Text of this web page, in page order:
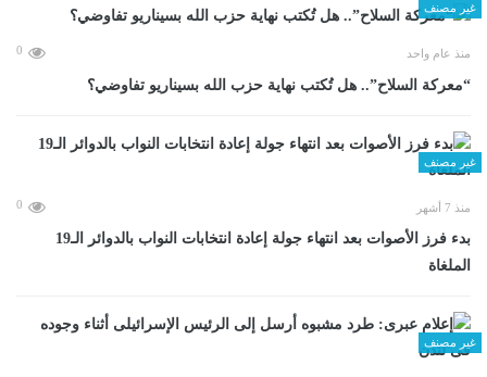
غير مصنف
منذ عام واحد 0
“معركة السلاح”.. هل تُكتب نهاية حزب الله بسيناريو تفاوضي؟
غير مصنف
منذ 7 أشهر 0
بدء فرز الأصوات بعد انتهاء جولة إعادة انتخابات النواب بالدوائر الـ19
الملغاة
غير مصنف